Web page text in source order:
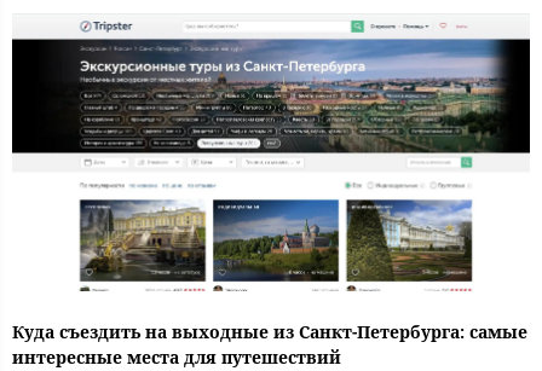
Куда съездить на выходные из Санкт-Петербурга: самые
интересные места для путешествий